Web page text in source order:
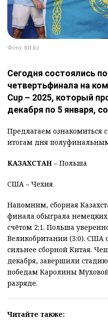
Фото: Ktf.kz
Сегодня состоялись
четвертьфинала на
Cup – 2025, который
декабря по 5 января,
Предлагаем ознакомиться
итогам дня
КАЗАХСТАН – Польша
США – Чехия
Напомним, сборная
финала обыграла
счётом 2:1. Польша
Великобритании (3:0). США
сильнее сборной Китая.
декабря, завершили
победам Каролины
разряде.
Читайте также: